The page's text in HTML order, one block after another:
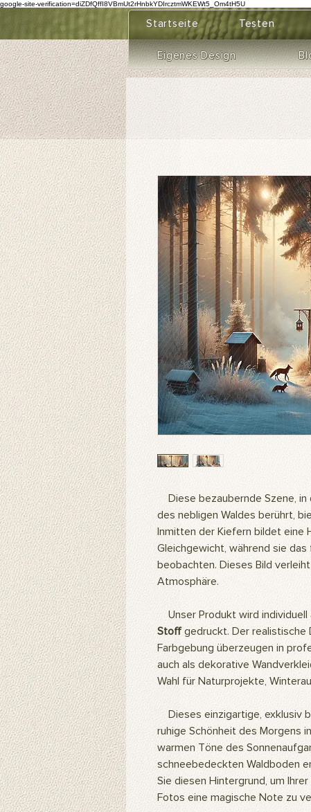
google-site-verification=diZDfQffI8VBmUt2rHnbkYDIrcztmWKEWt5_Om4tH5U
Startseite Testen
Eigenes Design
Diese bezaubernde Szene,
des nebligen Waldes berührt,
Inmitten der Kiefern bildet eine
Gleichgewicht, während sie
beobachten. Dieses Bild
Atmosphäre.
Unser Produkt wird individuell
Stoffgedruckt. Der realistische
Farbgebung überzeugen in
auch als dekorative
Wahl für Naturprojekte,
Dieses einzigartige, exklusiv
ruhige Schönheit des Morgens
warmen Töne des
schneebedeckten Waldboden
Sie diesen Hintergrund, um
Fotos eine magische Note zu